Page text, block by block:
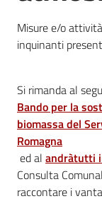
Amministrazione
Trasparente
Menu
Albo
pretorio
Misure e/o
inquinanti
Si rimanda al
Bando per la
biomassa del
Romagna
ed al andràtutti
Consulta
raccontare i